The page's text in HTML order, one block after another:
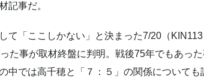
記事だ。
て「ここしかない」と決まった7/20（
た事が取材終盤に判明。戦後75年でもあっ
中では高千穂と「７：５」の関係について